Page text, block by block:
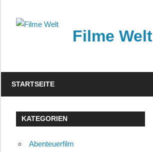
Inhalt
Filme Welt
Vorstellungen
aktuellen
Kinofilmen
STARTSEITE
KATEGORIEN
Abenteuerfilm